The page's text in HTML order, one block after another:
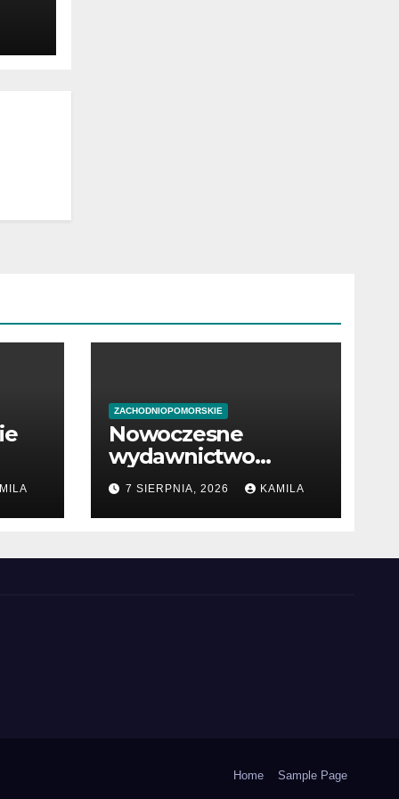
ZACHODNIOPOMORSKIE
Nowoczesne
wydawnictwo
internetowe z
książkami
7 SIERPNIA, 2026 KAMILA
Home Sample Page